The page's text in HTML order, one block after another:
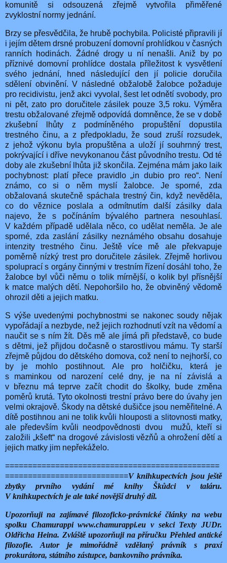
komunitě si odsouzená zřejmě vytvořila přiměřené
zvyklostní normy jednání.
Brzy se přesvědčila, že hrubě pochybila. Policisté připravili jí
i jejím dětem drsné probuzení domovní prohlídkou v časných
ranních hodinách. Žádné drogy u ní nenašli. Aniž by po
příznivé domovní prohlídce dostala příležitost k vysvětlení
svého jednání, hned následující den jí policie doručila
sdělení obvinění. V následné obžalobě žalobce požaduje
pro recidivistu, jenž akci vyvolal, šest let odnětí svobody, pro
ni pět, zato pro doručitele zásilek pouze 3,5 roku. Výměra
trestu obžalované zřejmě odpovídá domněnce, že se v době
zkušební lhůty z podmíněného propuštění dopustila
trestného činu, a z předpokladu, že soud zruší rozsudek,
z jehož výkonu byla propuštěna a uloží jí souhrnný trest,
pokrývající i dříve nevykonanou část původního trestu. Od té
doby ale zkušební lhůta již skončila. Zejména mám jako laik
pochybnost: platí přece pravidlo „in dubio pro reo“. Není
známo, co si o něm myslí žalobce. Je sporné, zda
obžalovaná skutečně spáchala trestný čin, když nevěděla,
co do věznice poslala a odmítnutím další zásilky dala
najevo, že s počínáním bývalého partnera nesouhlasí.
V každém případě udělala něco, co udělat neměla. Je ale
sporné, zda zaslání zásilky neznámého obsahu dosahuje
intenzity trestného činu. Ještě více mě ale překvapuje
poměrně nízký trest pro doručitele zásilek. Zřejmě horlivou
spoluprací s orgány činnými v trestním řízení dosáhl toho, že
žalobce byl vůči němu o tolik mírnější, o kolik byl přísnější
k matce malých dětí. Nepohoršilo ho, že obviněný vědomě
ohrozil děti a jejich matku.
S výše uvedenými pochybnostmi se nakonec soudy nějak
vypořádají a nezbyde, než jejich rozhodnutí vzít na vědomí a
naučit se s ním žít. Děs mě ale jímá při představě, co bude
s dětmi, jež přijdou dočasně o starostlivou mámu. Ty starší
zřejmě půjdou do dětského domova, což není to nejhorší, co
by je mohlo postihnout. Ale pro holčičku, která je
s maminkou od narození celé dny, je na ní závislá a
v březnu má teprve začít chodit do školky, bude změna
poměrů krutá. Tyto okolnosti trestní právo bere do úvahy jen
velmi okrajově. Škody na dětské dušičce jsou neměřitelné. A
dítě postihnou ani ne tolik kvůli hlouposti a slitovnosti matky,
ale především kvůli neodpovědnosti dvou mužů, kteří si
založili „kšeft“ na drogové závislosti vězňů a ohrožení dětí a
jejich matky jim nepřekáželo.
===============================================
===========================V knihkupectvích jsou ještě
zbytky prvního vydání mé knihy Škůdci v taláru.
V knihkupectvích je ale také novější druhý díl.
Upozorňuji na zajímavé filozoficko-právnické články na webu
spolku Chamurappi www.chamurappi.eu v sekci Texty JUDr.
Oldřicha Heina. Zvláště upozorňuji na příručku Přehled antické
filozofie. Autor je mimořádně vzdělaný právník s praxí
prokurátora, státního zástupce, bankovního právníka.